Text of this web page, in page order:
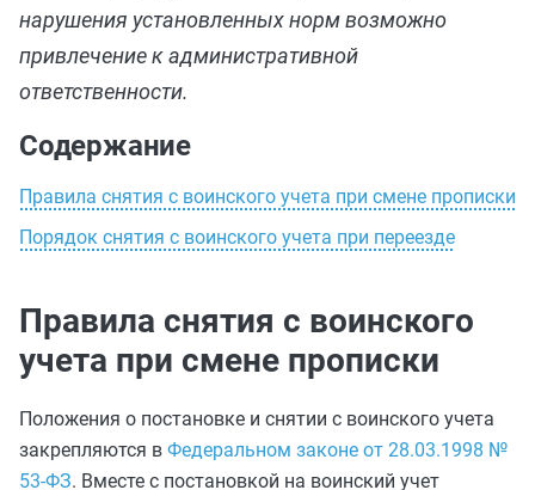
нарушения установленных норм возможно
привлечение к административной
ответственности.
Содержание
Правила снятия с воинского учета при смене прописки
Порядок снятия с воинского учета при переезде
Правила снятия с воинского
учета при смене прописки
Положения о постановке и снятии с воинского учета
закрепляются в Федеральном законе от 28.03.1998 №
53-ФЗ. Вместе с постановкой на воинский учет